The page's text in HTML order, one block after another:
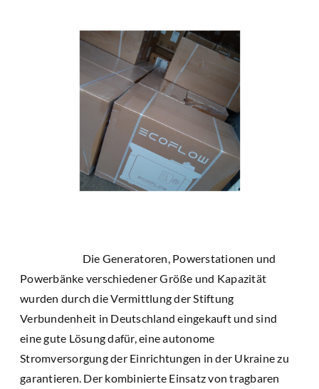
Die Generatoren, Powerstationen und
Powerbänke verschiedener Größe und Kapazität
wurden durch die Vermittlung der Stiftung
Verbundenheit in Deutschland eingekauft und sind
eine gute Lösung dafür, eine autonome
Stromversorgung der Einrichtungen in der Ukraine zu
garantieren. Der kombinierte Einsatz von tragbaren